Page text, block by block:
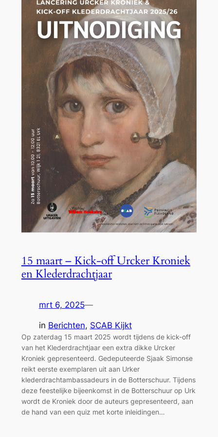
15 maart – Kick-off Urcker Kroniek
en Klederdrachtjaar
mrt 6, 2025—
in Berichten, SCAB Kijkt
Op zaterdag 15 maart 2025 wordt tijdens de kick-off
van het Klederdrachtjaar een extra dikke Urcker
Kroniek gepresenteerd. Gedeputeerde Sjaak Simonse
reikt eerste exemplaren uit aan Urker
klederdrachtambassadeurs in de Botterschuur. Tijdens
deze feestelijke bijeenkomst in de Botterschuur op Urk
wordt de Kroniek door de auteurs gepresenteerd, aan
de hand van een quiz met korte inleidingen…